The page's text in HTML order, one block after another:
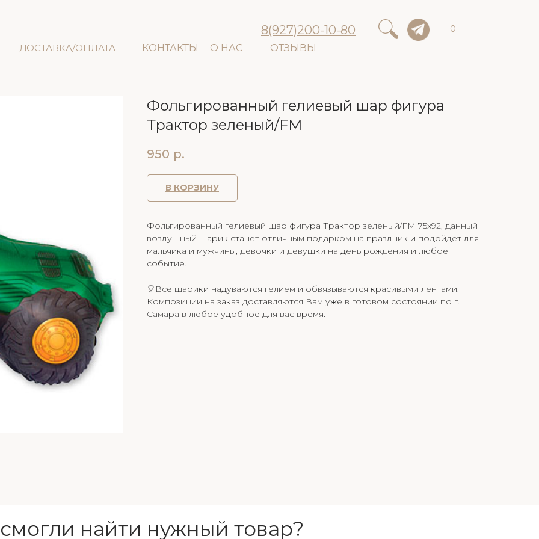
ДОСТАВКА/ОПЛАТА КОНТАКТЫ О НАС ОТЗЫВЫ
8(927)200-10-80 0
Фольгированный гелиевый шар фигура
Трактор зеленый/FM
950 р.
В КОРЗИНУ
Фольгированный гелиевый шар фигура Трактор зеленый/FM 75х92, данный
воздушный шарик станет отличным подарком на праздник и подойдет для
мальчика и мужчины, девочки и девушки на день рождения и любое
событие.
🎈Все шарики надуваются гелием и обвязываются красивыми лентами.
Композиции на заказ доставляются Вам уже в готовом состоянии по г.
Самара в любое удобное для вас время.
найти нужный товар?